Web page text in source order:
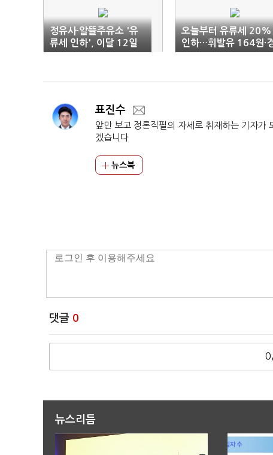
정유사·알뜰주유소 '유
류세 인하', 이달 12일
즉시 반영
오늘부터 유류세 20%
인하…휘발유 164원·
유 116원↓
표진수
앞만 보고 정론직필의 자세로 취재하는 기자가
겠습니다
뉴스북
댓글 0
뉴스리듬